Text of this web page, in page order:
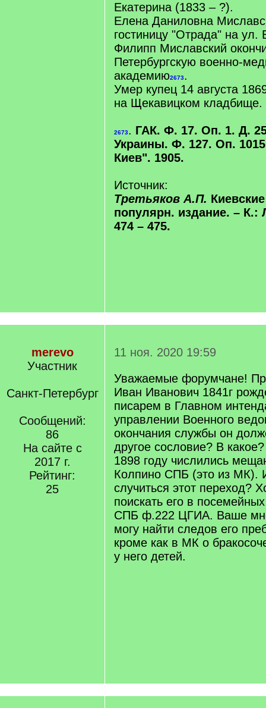
Екатерина (1833 – ?).
Елена Даниловна
гостиницу "Отрада" на ул.
Филипп Миславский
Петербургскую военно-
академию2673.
Умер купец 14 августа
на Щекавицком кладбище.
2673. ГАК. Ф. 17. Оп. 1. Д.
Украины. Ф. 127. Оп.
Киев". 1905.
Источник:
Третьяков А.П.
популярн. издание. – К.:
474 – 475.
merevo
Участник
Санкт-Петербург
Сообщений:
86
На сайте с
2017 г.
Рейтинг:
25
11 ноя. 2020 19:59
Уважаемые форумчане!
Иван Иванович 1841г
писарем в Главном
управлении Военного
окончания службы он
другое сословие? В
1898 году числились
Колпино СПБ (это из МК).
случиться этот переход?
поискать его в
СПБ ф.222 ЦГИА. Ваше
могу найти следов его
кроме как в МК о
у него детей.